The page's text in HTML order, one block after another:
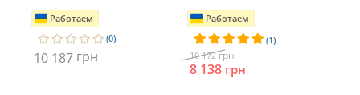
Работаем
(0)
10 187 грн
Работаем
(1)
10 172грн
8 138 грн